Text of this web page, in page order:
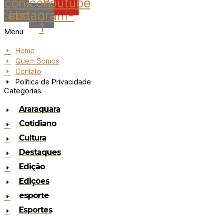
instagram-
1
Menu
Home
Quem Somos
Contato
Política de Privacidade
Categorias
Araraquara
Cotidiano
Cultura
Destaques
Edição
Edições
esporte
Esportes